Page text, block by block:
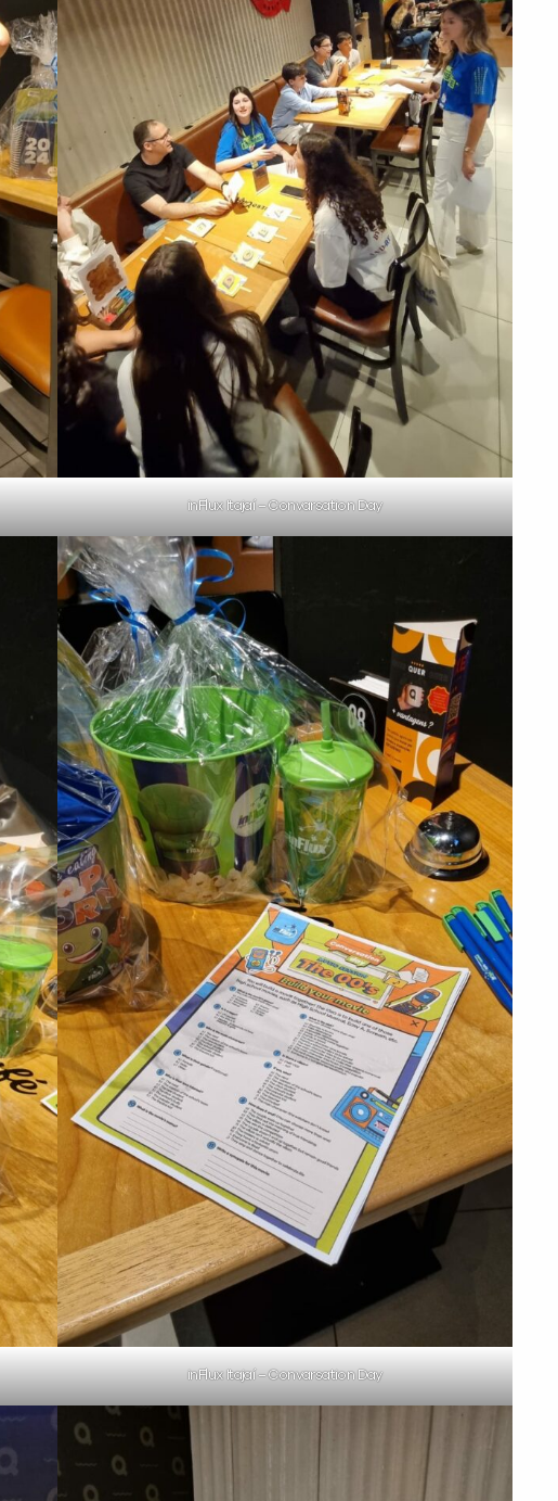
inFlux Itajaí – Convarsation Day
inFlux Itajaí – Convarsation Day